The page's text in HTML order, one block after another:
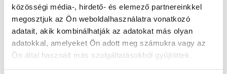
közösségi média-, hirdető- és elemező partnereinkkel
megosztjuk az Ön weboldalhasználatra vonatkozó
adatait, akik kombinálhatják az adatokat más olyan
adatokkal, amelyeket Ön adott meg számukra vagy az
Ön által használt más szolgáltatásokból gyűjtöttek.
BRIT Vitamins Dog Mobility
150 g kutyáknak készült
táplálékkiegészítő a
mobilitás támogatására
4304Ft
CANVIT Chondor Super 230 g
ízületi kiegészítő kutyáknak
7662 Ft